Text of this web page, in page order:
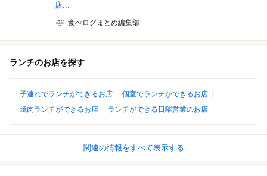
店...
食べログまとめ編集部
ランチのお店を探す
子連れでランチができるお店
個室でランチができるお店
焼肉ランチができるお店
ランチができる日曜営業のお店
関連の情報をすべて表示する